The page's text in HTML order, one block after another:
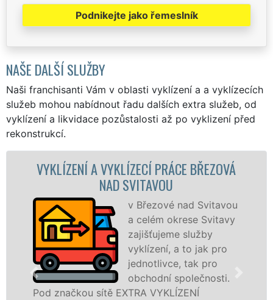
Podnikejte jako řemeslník
NAŠE DALŠÍ SLUŽBY
Naši franchisanti Vám v oblasti vyklízení a a vyklízecích
služeb mohou nabídnout řadu dalších extra služeb, od
vyklízení a likvidace pozůstalosti až po vyklizení před
rekonstrukcí.
PRÁCE BŘEZOVÁ
v Březové nad Svitavou
a celém okrese Svitavy
zajišťujeme služby
vyklízení, a to jak pro
jednotlivce, tak pro
obchodní společnosti.
VYKLÍZENÍ
VYKLÍZECÍ
v Březové nad